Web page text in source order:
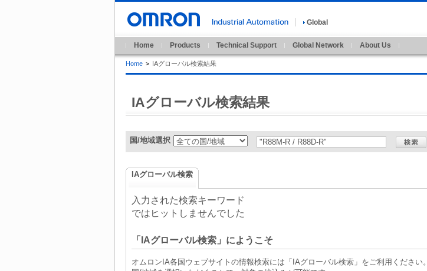
Global
Home Products Technical Support Global Network About Us
Home > IAグローバル検索結果
IAグローバル検索結果
国/地域選択
IAグローバル検索
入力された検索キーワード
ではヒットしませんでした
「IAグローバル検索」にようこそ
オムロンIA各国ウェブサイトの情報検索には「IAグローバル検索」をご利用ください。